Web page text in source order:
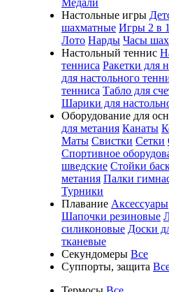
Медали
Настольные игры
шахматные Игры 2 в
Лото Нарды Часы
Настольный теннис
тенниса Ракетки для
для настольного
тенниса Табло для
Шарики для
Оборудование для
для метания Канаты
Маты Свистки Сетки
Спортивное
шведские Стойки
метания Палки
Турники
Плавание Аксессуары
Шапочки резиновые
силиконовые Доски
тканевые
Секундомеры Все
Суппорты, защита